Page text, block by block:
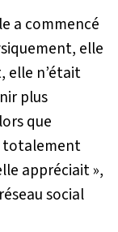
a commencé
elle
elle n’était
plus
que
totalement
appréciait»,
social